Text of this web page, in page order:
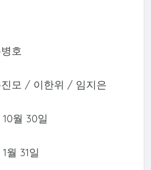
호
모 / 이한위 / 임지은
월 30일
월 31일